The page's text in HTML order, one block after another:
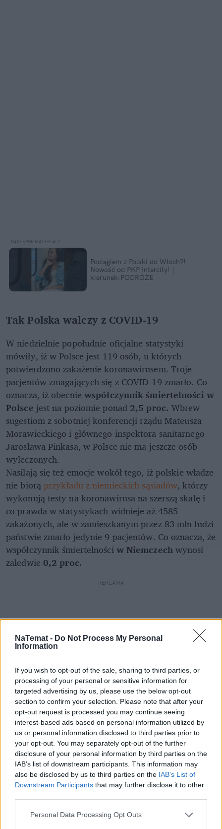
NaTemat - Do Not Process My Personal
Information
If you wish to opt-out of the sale, sharing to third parties, or
processing of your personal or sensitive information for
targeted advertising by us, please use the below opt-out
section to confirm your selection. Please note that after your
opt-out request is processed you may continue seeing
interest-based ads based on personal information utilized by
us or personal information disclosed to third parties prior to
your opt-out. You may separately opt-out of the further
disclosure of your personal information by third parties on the
IAB’s list of downstream participants. This information may
also be disclosed by us to third parties on the IAB’s List of
Downstream Participants that may further disclose it to other
Personal Data Processing Opt Outs
Pociągiem z Polski do Włoch?!
Nowość od PKP Intercity! |
kierunek:PODRÓŻE
Tak Polska walczy z COVID-19
W niedzielnie popołudnie oficjalne statystyki
mówiły, iż w Polsce jest 119 osób, u których
potwierdzono zakażenie koronawirusem. Troje
pacjentów zmagających się z COVID-19 zmarło. Co
oznacza, iż obecniewspółczynnik śmiertelności w
Polsce jest na poziomie ponad 2,5 proc. Wbrew
sugestiom z sobotniej konferencji rządu Mateusza
Morawieckiego i głównego inspektora sanitarnego
Jarosława Pinkasa, w Polsce nie ma jeszcze osób
wyleczonych.
Nasilają się też emocje wokół tego, iż polskie władze
nie biorąprzykładu z niemieckich sąsiadów, którzy
wykonują testy na koronawirusa na szerszą skalę i
co prawda w statystykach widnieje aż 4585
zakażonych, ale w zamieszkanym przez 83 mln ludzi
państwie zmarło jedynie 9 pacjentów. Co oznacza, że
współczynnik śmiertelnościw Niemczechwynosi
zaledwie 0,2 proc.
REKLAMA